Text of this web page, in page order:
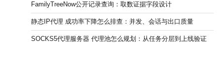
FamilyTreeNow公开记录查询：取数证据字段设计
静态IP代理 成功率下降怎么排查：并发、会话与出口质量
SOCKS5代理服务器 代理池怎么规划：从任务分层到上线验证